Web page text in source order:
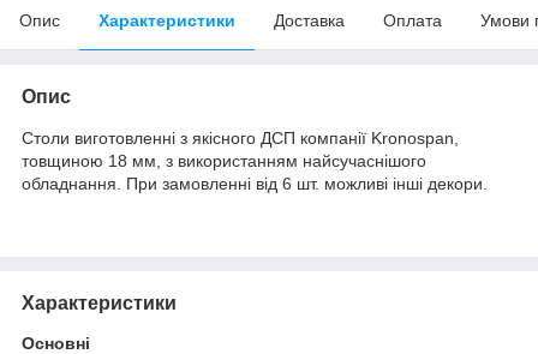
Опис Характеристики Доставка Оплата Умови
Опис
Столи виготовленні з якісного ДСП компанії Kronospan,
товщиною 18 мм, з використанням найсучаснішого
обладнання. При замовленні від 6 шт. можливі інші декори.
Характеристики
Основні